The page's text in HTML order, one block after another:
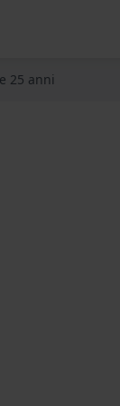
25 anni